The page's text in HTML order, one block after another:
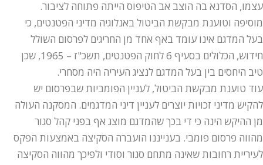
עצמו, הסדנא בה הוצב אב הטיפוס הייתה פתוחה לציבור.
מוסיפה וטוענת מבקשת הביטול באנלוגיה מדיני הפטנטים, כי
בעל המדגם אינו עומד באף אחד מן החריגים לפרסום השולל
חידוש, הכלולים בסעיף 6 לחוק הפטנטים, תשכ"ז – 1965, שכן
טיב היחסים בין בעל המדגם לנציג העיריה היה מסחרי.
עוד טוענת מבקשת הביטול, לעניין הפומביות שבפרסום יש
להקיש מדיני זכויות יוצרים לעניין דיני המדגמים. המסקנה העולה
מן ההיקש הינה כי די בכך שהמדגם מוצג אף בפני קהל סגור
מהווה פרסום פומבי. בענייננו הועברה הסקיצה באמצעות הפקס
לעיריית רחובות שאינה מתחם סגור וסודי ולפיכך מהווה הסקיצה